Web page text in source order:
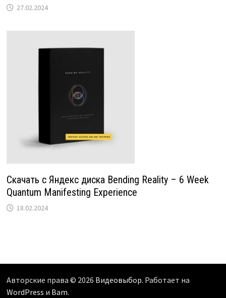
27.02.2024
Скачать с Яндекс диска Bending Reality – 6 Week
Quantum Manifesting Experience
18.02.2024
Авторские права © 2026 Видеовыбор. Работает на
WordPress и Bam.